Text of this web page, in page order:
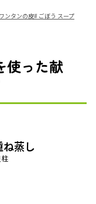
ンタンの皮# ごぼう スープ
使った献
蒸し